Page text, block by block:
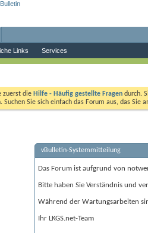
Links Services
zuerst die Hilfe - Häufig gestellte Fragen durch.
Sie sich einfach das Forum aus, das Sie
vBulletin-Systemmitteilung
Das Forum ist aufgrund von
Bitte haben Sie Verständnis und
Während der Wartungsarbeiten
Ihr LKGS.net-Team